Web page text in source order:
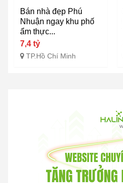
Bán nhà đẹp Phú
Nhuận ngay khu phố
ẩm thực...
7,4 tỷ
TP.Hồ Chí Minh